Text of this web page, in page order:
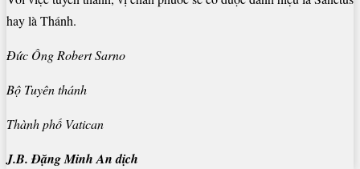
hay là Thánh.
Đức Ông Robert Sarno
Bộ Tuyên thánh
Thành phố Vatican
J.B. Đặng Minh An dịch